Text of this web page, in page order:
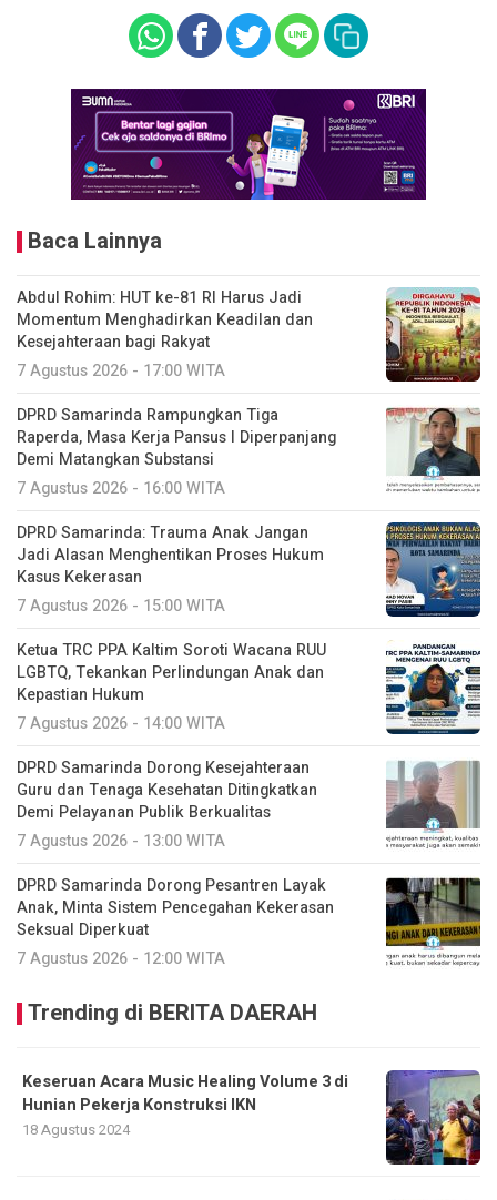
Baca Lainnya
Abdul Rohim: HUT ke-81 RI Harus Jadi
Momentum Menghadirkan Keadilan dan
Kesejahteraan bagi Rakyat
7 Agustus 2026 - 17:00 WITA
DPRD Samarinda Rampungkan Tiga
Raperda, Masa Kerja Pansus I Diperpanjang
Demi Matangkan Substansi
7 Agustus 2026 - 16:00 WITA
DPRD Samarinda: Trauma Anak Jangan
Jadi Alasan Menghentikan Proses Hukum
Kasus Kekerasan
7 Agustus 2026 - 15:00 WITA
Ketua TRC PPA Kaltim Soroti Wacana RUU
LGBTQ, Tekankan Perlindungan Anak dan
Kepastian Hukum
7 Agustus 2026 - 14:00 WITA
DPRD Samarinda Dorong Kesejahteraan
Guru dan Tenaga Kesehatan Ditingkatkan
Demi Pelayanan Publik Berkualitas
7 Agustus 2026 - 13:00 WITA
DPRD Samarinda Dorong Pesantren Layak
Anak, Minta Sistem Pencegahan Kekerasan
Seksual Diperkuat
7 Agustus 2026 - 12:00 WITA
Trending di BERITA DAERAH
Keseruan Acara Music Healing Volume 3 di
Hunian Pekerja Konstruksi IKN
18 Agustus 2024